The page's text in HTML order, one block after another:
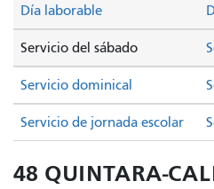
Servicio del sábado
Servicio dominical
Día laborable
Servicio de jornada escolar
48 QUINTARA-